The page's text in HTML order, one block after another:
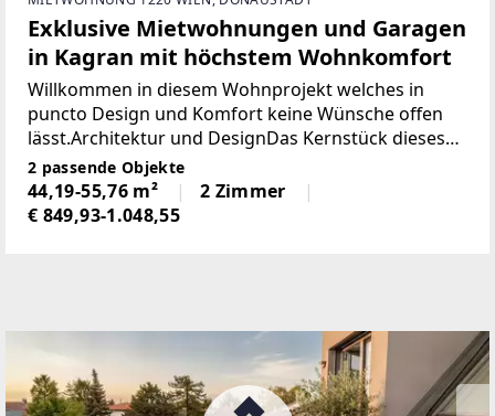
Exklusive Mietwohnungen und Garagen
in Kagran mit höchstem Wohnkomfort
Willkommen in diesem Wohnprojekt welches in
puncto Design und Komfort keine Wünsche offen
lässt.Architektur und DesignDas Kernstück dieses
Projekts liegt in seiner intelligenten Planung. Jede
Wohnung präsentiert sich mit einem durchdachten
2 passende Objekte
44,19-55,76 m²
2 Zimmer
€ 849,93-1.048,55